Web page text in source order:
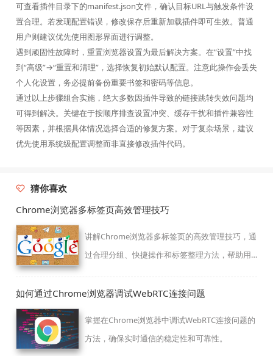
可查看插件目录下的manifest.json文件，确认目标URL与触发条件设
置合理。若发现配置错误，修改保存后重新加载插件即可生效。普通
用户则建议优先使用图形界面进行调整。
遇到顽固性故障时，重置浏览器设置为最后解决方案。在“设置”中找
到“高级”→“重置和清理”，选择恢复初始默认配置。注意此操作会丢失
个人化设置，务必提前备份重要书签和密码等信息。
通过以上步骤组合实施，绝大多数因插件导致的链接跳转失效问题均
可得到解决。关键在于按顺序排查设置冲突、缓存干扰和插件兼容性
等因素，并根据具体情况选择合适的修复方案。对于复杂场景，建议
优先使用系统级配置调整而非直接修改插件代码。
猜你喜欢
Chrome浏览器多标签页高效管理技巧
讲解Chrome浏览器多标签页的高效管理技巧，通
过合理分组、快捷操作和标签整理方法，帮助用
作更加便捷。
如何通过Chrome浏览器调试WebRTC连接问题
掌握在Chrome浏览器中调试WebRTC连接问题的
方法，确保实时通信的稳定性和可靠性。